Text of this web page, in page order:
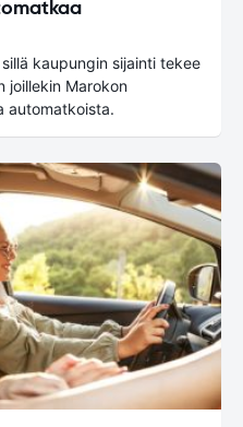
kaupungin sijainti tekee
joillekin Marokon
automatkoista.